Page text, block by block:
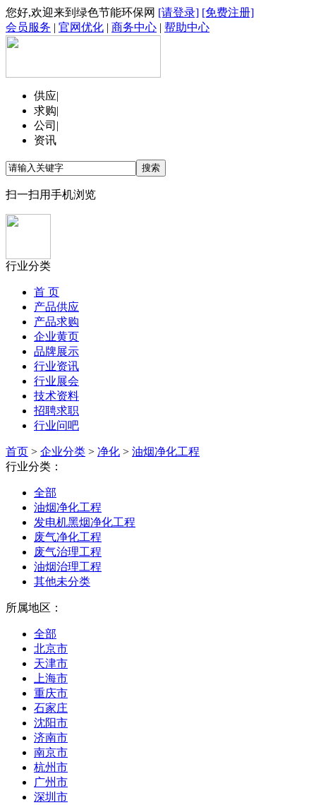
您好,欢迎来到绿色节能环保网 [请登录] [免费注册]
会员服务 | 官网优化 | 商务中心 | 帮助中心
供应|
求购|
公司 |
资讯
扫一扫用手机浏览
行业分类
首 页
产品供应
产品求购
企业黄页
品牌展示
行业资讯
行业展会
技术资料
招聘求职
行业问吧
首页 > 企业分类 > 净化 > 油烟净化工程
行业分类：
全部
油烟净化工程
发电机黑烟净化工程
废气净化工程
废气治理工程
油烟治理工程
其他未分类
所属地区：
全部
北京市
天津市
上海市
重庆市
石家庄
沈阳市
济南市
南京市
杭州市
广州市
深圳市